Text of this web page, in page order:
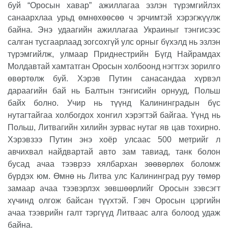
буй “Оросын хавар” ажиллагаа эзлэн түрэмгийлэх
санаархлаа урьд өмнөхөөсөө ч эрчимтэй хэрэгжүүлж
байна. Энэ удаагийн ажиллагаа Украиныг тэнгисээс
салган тусгаарлаад зогсохгүй улс орныг бүхэлд нь эзлэн
түрэмгийлж, улмаар Приднестрийн Бүгд Найрамдах
Молдавтай хамтатган Оросын холбоонд нэгтгэх зорилго
өвөртөлж буй. Хэрэв Путин санасандаа хүрвэл
дараагийн бай нь Балтын тэнгисийн орнууд, Польш
байх болно. Учир нь түүнд Калининградын бүс
нутагтайгаа холбогдох хонгил хэрэгтэй байгаа. Үүнд нь
Польш, Литвагийн хилийн зурвас нутаг яв цав тохирно.
Хэрэвзээ Путин энэ хоёр улсаас 500 метрийг л
авчихвал найдвартай авто зам тавиад, танк болон
бусад ачаа тээврээ хялбархан зөөвөрлөх боломж
бүрдэх юм. Өмнө нь Литва улс Калининград руу төмөр
замаар ачаа тээвэрлэх зөвшөөрлийг Оросын зэвсэгт
хүчинд олгож байсан түүхтэй. Гэвч Оросын цэргийн
ачаа тээврийн галт тэргүүд Литваас алга болоод удаж
байна.